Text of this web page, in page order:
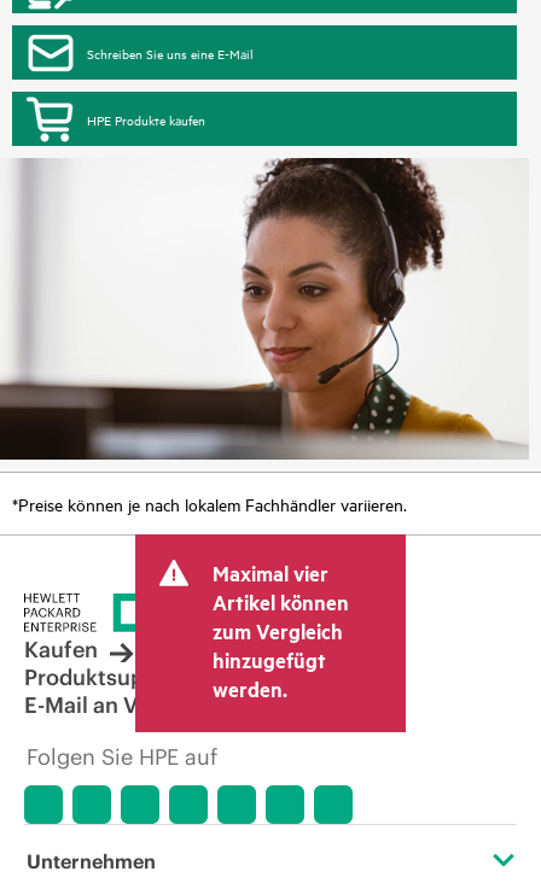
Schreiben Sie uns eine E-Mail
HPE Produkte kaufen
*Preise können je nach lokalem Fachhändler variieren.
Maximal vier
Artikel können
zum Vergleich
hinzugefügt
werden.
Kaufen
Produktsupport
E-Mail an Vertrieb
Folgen Sie HPE auf
Unternehmen